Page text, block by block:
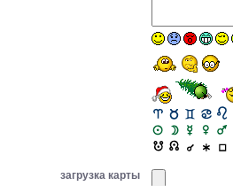
загрузка карты